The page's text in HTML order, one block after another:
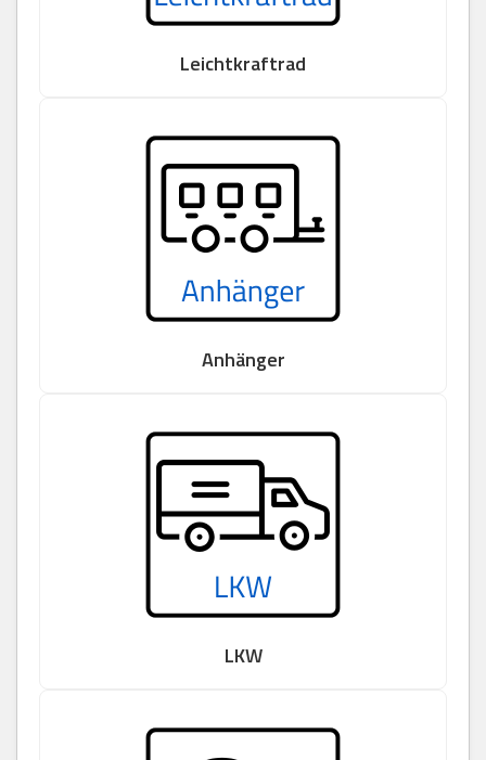
Leichtkraftrad
Anhänger
LKW